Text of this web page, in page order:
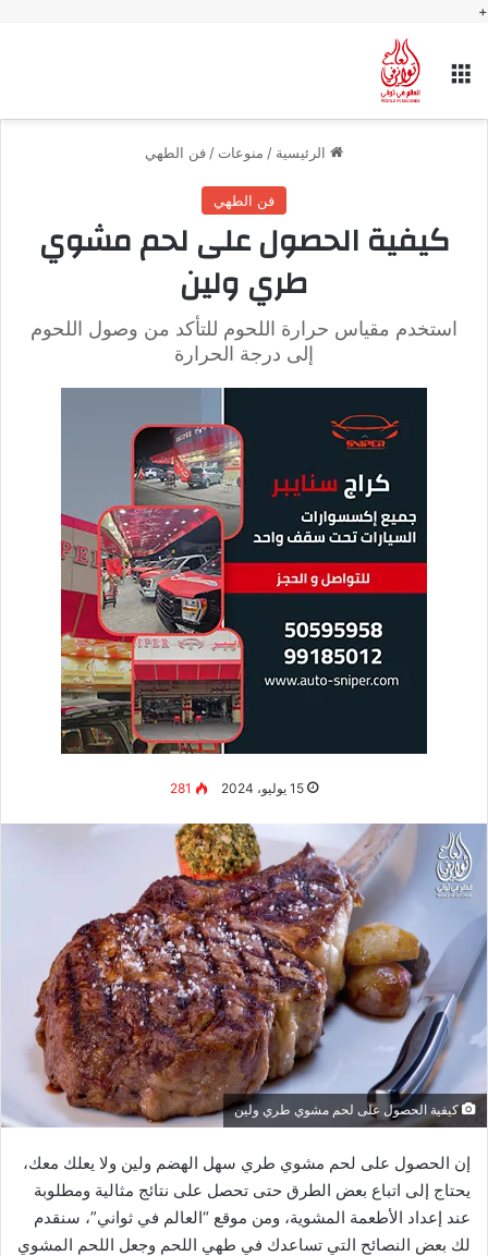
+
القائمة
الرئيسية / منوعات / فن الطهي
فن الطهي
كيفية الحصول على لحم مشوي
طري ولين
استخدم مقياس حرارة اللحوم للتأكد من وصول اللحوم
إلى درجة الحرارة
15 يوليو، 2024 281
كيفية الحصول على لحم مشوي طري ولين
إن الحصول على لحم مشوي طري سهل الهضم ولين ولا يعلك معك،
يحتاج إلى اتباع بعض الطرق حتى تحصل على نتائج مثالية ومطلوبة
عند إعداد الأطعمة المشوية، ومن موقع “العالم في ثواني”، سنقدم
لك بعض النصائح التي تساعدك في طهي اللحم وجعل اللحم المشوي